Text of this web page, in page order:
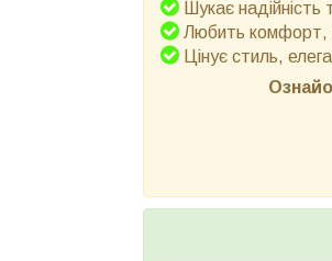
Шукає
Любить комфорт,
Цінує стиль,